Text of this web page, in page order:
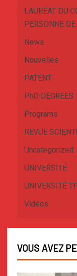
LAURÉAT DU
PERSONNE DE
News
Nouvelles
PATENT
PhD DEGREES
Programs
REVUE
Uncategorized
UNIVERSITÉ
UNIVERSITÉ
Vidéos
VOUS AVEZ